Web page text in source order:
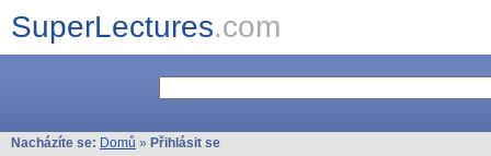
SuperLectures.com
Nacházíte se: Domů » Přihlásit se